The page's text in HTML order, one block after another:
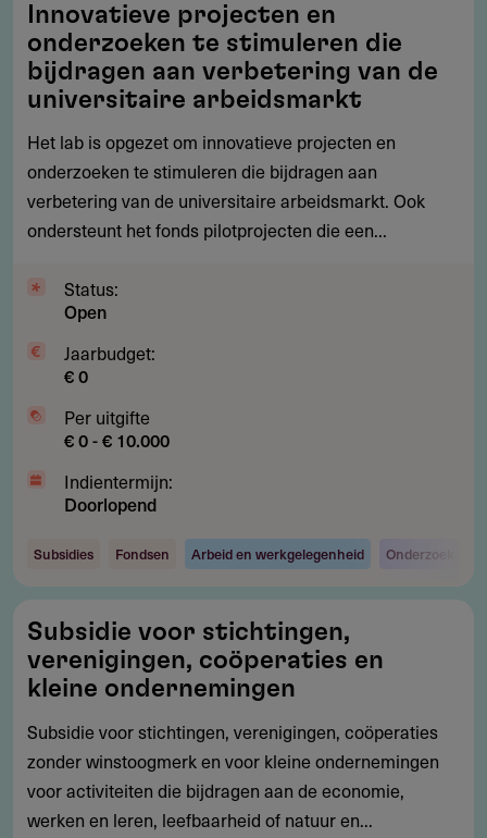
projecten
en
onderzoeken
te
stimuleren
die
bijdragen
aan
van
universitaire
arbeidsmarkt
Innovatieve projecten en
onderzoeken te stimuleren die
bijdragen aan verbetering van de
universitaire arbeidsmarkt
Het lab is opgezet om innovatieve projecten en
onderzoeken te stimuleren die bijdragen aan
verbetering van de universitaire arbeidsmarkt. Ook
ondersteunt het fonds pilotprojecten die een...
Status:
Open
Jaarbudget:
€ 0
Per uitgifte
€ 0 - € 10.000
Indientermijn:
Doorlopend
Subsidies Fondsen Arbeid en werkgelegenheid Onderzoek en
voor
stichtingen,
verenigingen,
coöperaties
en
kleine
ondernemingen
Subsidie voor stichtingen,
verenigingen, coöperaties en
kleine ondernemingen
Subsidie voor stichtingen, verenigingen, coöperaties
zonder winstoogmerk en voor kleine ondernemingen
voor activiteiten die bijdragen aan de economie,
werken en leren, leefbaarheid of natuur en...